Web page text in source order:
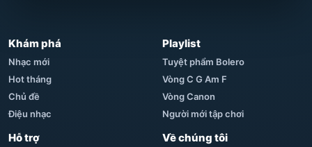
Khám phá
Nhạc mới
Hot tháng
Chủ đề
Điệu nhạc
Playlist
Tuyệt phẩm Bolero
Vòng C G Am F
Vòng Canon
Người mới tập chơi
Hỗ trợ Về chúng tôi